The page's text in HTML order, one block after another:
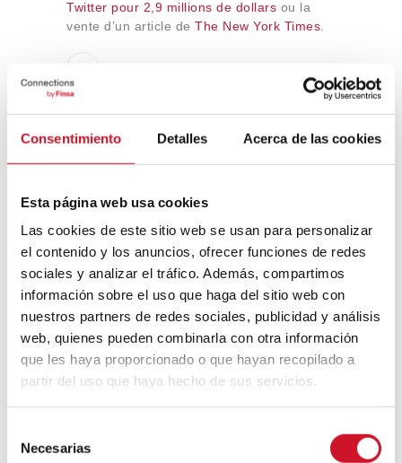
Consentimiento Detalles Acerca de las cookies
Esta página web usa cookies
Las cookies de este sitio web se usan para personalizar
el contenido y los anuncios, ofrecer funciones de redes
sociales y analizar el tráfico. Además, compartimos
información sobre el uso que haga del sitio web con
nuestros partners de redes sociales, publicidad y análisis
web, quienes pueden combinarla con otra información
que les haya proporcionado o que hayan recopilado a
partir del uso que haya hecho de sus servicios.
Necesarias
Twitter pour 2,9 millions de dollars ou la
vente d’un article de The New York Times
just setting up my twttr
— jack
(@jack)March 21, 2006
Pizza non fongible et crypto-
vin
Dans sa facette de collectionnables, il y a
aussi des NFT liés à la nourriture, comme
une gamme de
pizzas, cryptowine (qui
peut se traduire par crypto-vin en français)
et non fongibles… Car il y a des bouchées
auxquelles nous ne voulons jamais mettre
fin !